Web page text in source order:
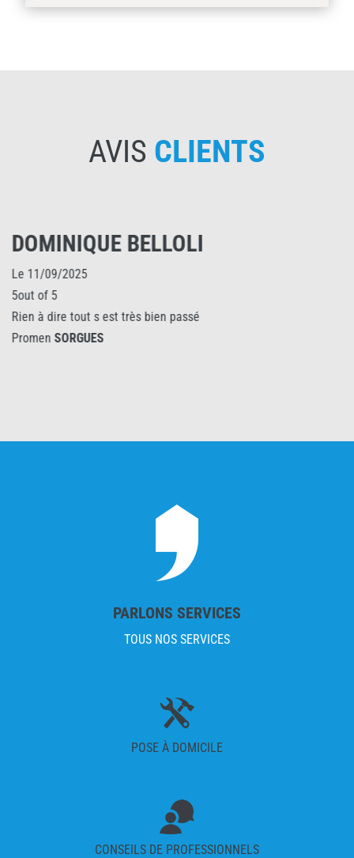
AVIS CLIENTS
DOMINIQUE BELLOLI
Le 11/09/2025
5out of 5
Rien à dire tout s est très bien passé
Promen SORGUES
PARLONS SERVICES
TOUS NOS SERVICES
POSE À DOMICILE
CONSEILS DE PROFESSIONNELS